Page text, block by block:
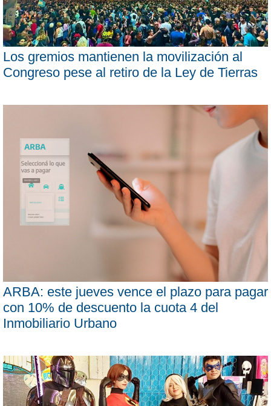
Los gremios mantienen la movilización al
Congreso pese al retiro de la Ley de Tierras
ARBA: este jueves vence el plazo para pagar
con 10% de descuento la cuota 4 del
Inmobiliario Urbano